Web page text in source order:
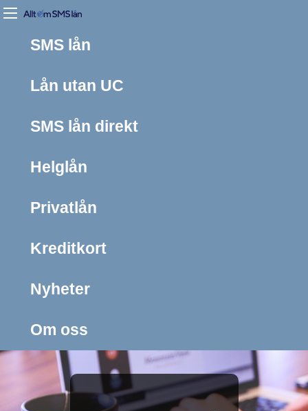
SMS lån
Lån utan UC
SMS lån direkt
Helglån
Privatlån
Kreditkort
Nyheter
Om oss